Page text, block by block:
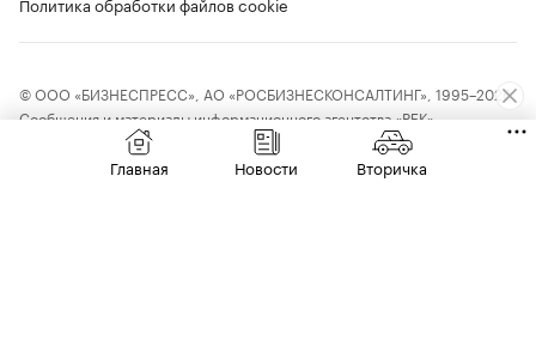
© ООО «БИЗНЕСПРЕСС», АО «РОСБИЗНЕСКОНСАЛТИНГ», 1995–2026.
Сообщения и материалы информационного агентства «РБК»
(свидетельство о регистрации средства массовой информации выдано
Федеральной службой по надзору в сфере связи, информационных
Главная Новости Вторичка